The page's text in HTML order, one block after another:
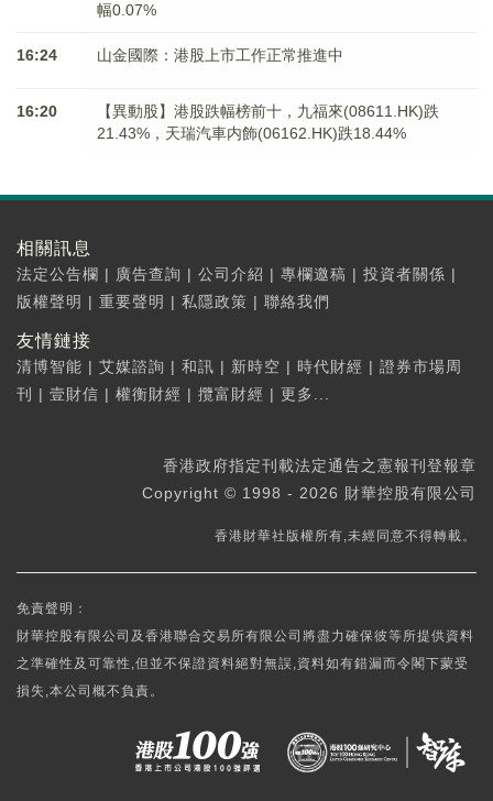
幅0.07%
16:24 山金國際：港股上市工作正常推進中
16:20
【異動股】港股跌幅榜前十，九福來(08611.HK)跌
21.43%，天瑞汽車内飾(06162.HK)跌18.44%
相關訊息
法定公告欄 | 廣告查詢 | 公司介紹 | 專欄邀稿 | 投資者關係 |
版權聲明 | 重要聲明 | 私隱政策 | 聯絡我們
友情鏈接
清博智能 | 艾媒諮詢 | 和訊 | 新時空 | 時代財經 | 證券市場周
刊
| 壹財信 | 權衡財經 | 攬富財經 | 更多...
香港政府指定刊載法定通告之憲報刊登報章
Copyright © 1998 - 2026 財華控股有限公司
香港財華社版權所有,未經同意不得轉載。
免責聲明：
財華控股有限公司及香港聯合交易所有限公司將盡力確保彼等所提供資料
之準確性及可靠性,但並不保證資料絕對無誤,資料如有錯漏而令閣下蒙受
損失,本公司概不負責。